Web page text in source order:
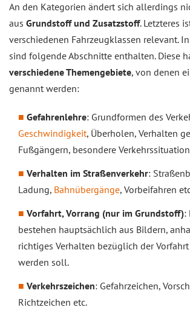
An den Kategorien ändert sich allerdings
aus Grundstoff und Zusatzstoff. Letzteres
verschiedenen Fahrzeugklassen relevant.
sind folgende Abschnitte enthalten. Diese
verschiedene Themengebiete, von denen
genannt werden:
Gefahrenlehre: Grundformen des
Geschwindigkeit, Überholen, Verhalten
Fußgängern, besondere
Verhalten im Straßenverkehr:
Ladung, Bahnübergänge, Vorbeifahren
Vorfahrt, Vorrang (nur im Grundstoff):
bestehen hauptsächlich aus Bildern,
richtiges Verhalten bezüglich der
werden soll.
Verkehrszeichen: Gefahrzeichen,
Richtzeichen etc.